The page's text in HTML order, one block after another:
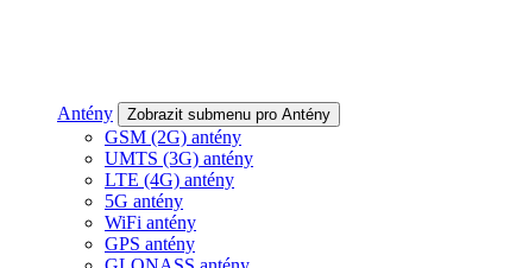
Antény Zobrazit submenu pro Antény
GSM (2G) antény
UMTS (3G) antény
LTE (4G) antény
5G antény
WiFi antény
GPS antény